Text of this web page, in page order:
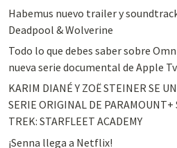
Habemus nuevo trailer y
Deadpool & Wolverine
Todo lo que debes saber sobre
nueva serie documental de Apple
KARIM DIANÉ Y ZOË STEINER SE
SERIE ORIGINAL DE PARAMOUNT+
TREK: STARFLEET ACADEMY
¡Senna llega a Netflix!